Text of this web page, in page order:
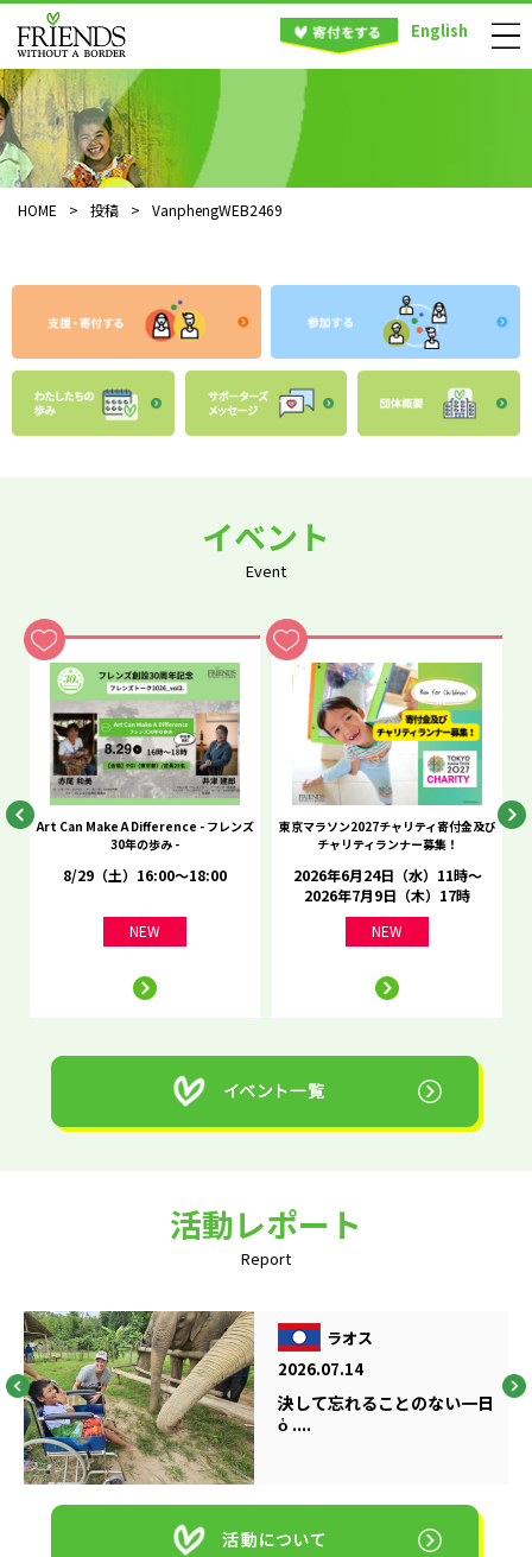
English
HOME > 投稿 > VanphengWEB2469
イベント
Event
Art Can Make A Difference - フレンズ
30年の歩み -
8/29（土）16:00～18:00
NEW
東京マラソン2027チャリティ寄付金及び
チャリティランナー募集！
2026年6月24日（水）11時～
2026年7月9日（木）17時
NEW
活動レポート
Report
ラオス
2026.07.14
決して忘れることのない一日
ὁ ....